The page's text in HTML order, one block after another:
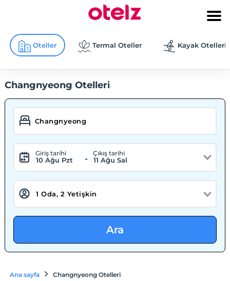
Oteller Termal Oteller Kayak Otelleri
Changnyeong Otelleri
Giriş tarihi
10 Ağu Pzt -
Çıkış tarihi
11 Ağu Sal
Ara
Ana sayfa Changnyeong Otelleri